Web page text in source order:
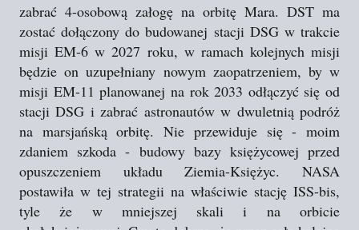
zabrać 4-osobową załogę na orbitę Mara. DST ma
zostać dołączony do budowanej stacji DSG w trakcie
misji EM-6 w 2027 roku, w ramach kolejnych misji
będzie on uzupełniany nowym zaopatrzeniem, by w
misji EM-11 planowanej na rok 2033 odłączyć się od
stacji DSG i zabrać astronautów w dwuletnią podróż
na marsjańską orbitę. Nie przewiduje się - moim
zdaniem szkoda - budowy bazy księżycowej przed
opuszczeniem układu Ziemia-Księżyc. NASA
postawiła w tej strategii na właściwie stację ISS-bis,
tyle że w mniejszej skali i na orbicie